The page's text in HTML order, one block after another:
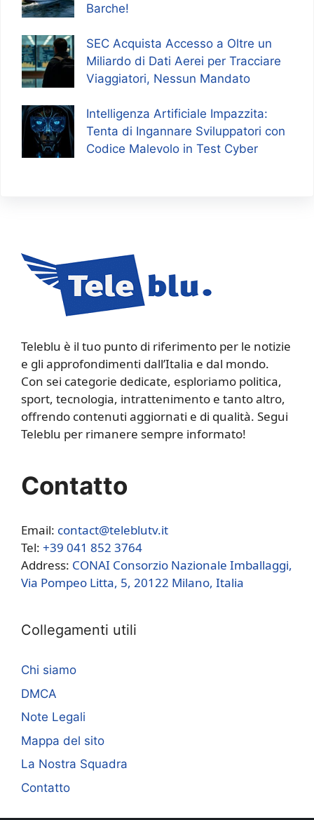
Barche!
SEC Acquista Accesso a Oltre un
Miliardo di Dati Aerei per Tracciare
Viaggiatori, Nessun Mandato
Intelligenza Artificiale Impazzita:
Tenta di Ingannare Sviluppatori con
Codice Malevolo in Test Cyber
Teleblu è il tuo punto di riferimento per le notizie
e gli approfondimenti dall’Italia e dal mondo.
Con sei categorie dedicate, esploriamo politica,
sport, tecnologia, intrattenimento e tanto altro,
offrendo contenuti aggiornati e di qualità. Segui
Teleblu per rimanere sempre informato!
Contatto
Email: contact@teleblutv.it
Tel: +39 041 852 3764
Address: CONAI Consorzio Nazionale Imballaggi,
Via Pompeo Litta, 5, 20122 Milano, Italia
Collegamenti utili
Chi siamo
DMCA
Note Legali
Mappa del sito
La Nostra Squadra
Contatto